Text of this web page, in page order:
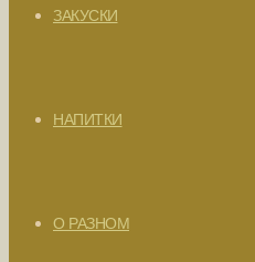
ЗАКУСКИ
НАПИТКИ
О РАЗНОМ